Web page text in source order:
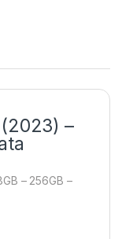
–
– 256GB –